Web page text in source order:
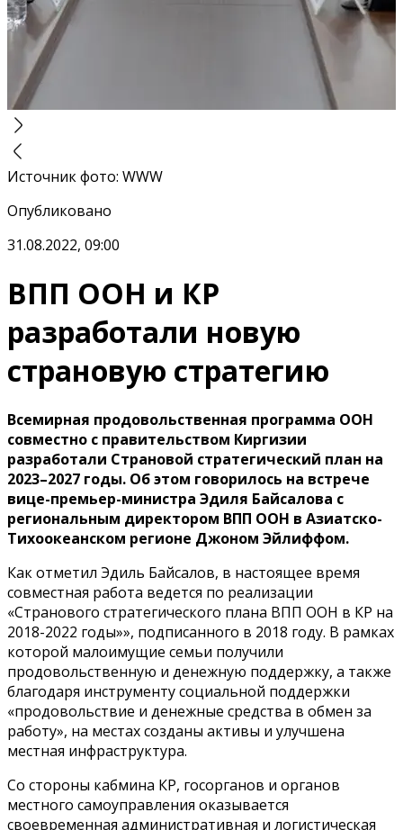
Источник фото: WWW
Опубликовано
31.08.2022, 09:00
ВПП ООН и КР
разработали новую
страновую стратегию
Всемирная продовольственная программа ООН
совместно с правительством Киргизии
разработали Страновой стратегический план на
2023–2027 годы. Об этом говорилось на встрече
вице-премьер-министра Эдиля Байсалова с
региональным директором ВПП ООН в Азиатско-
Тихоокеанском регионе Джоном Эйлиффом.
Как отметил Эдиль Байсалов, в настоящее время
совместная работа ведется по реализации
«Странового стратегического плана ВПП ООН в КР на
2018-2022 годы»», подписанного в 2018 году. В рамках
которой малоимущие семьи получили
продовольственную и денежную поддержку, а также
благодаря инструменту социальной поддержки
«продовольствие и денежные средства в обмен за
работу», на местах созданы активы и улучшена
местная инфраструктура.
Со стороны кабмина КР, госорганов и органов
местного самоуправления оказывается
своевременная административная и логистическая